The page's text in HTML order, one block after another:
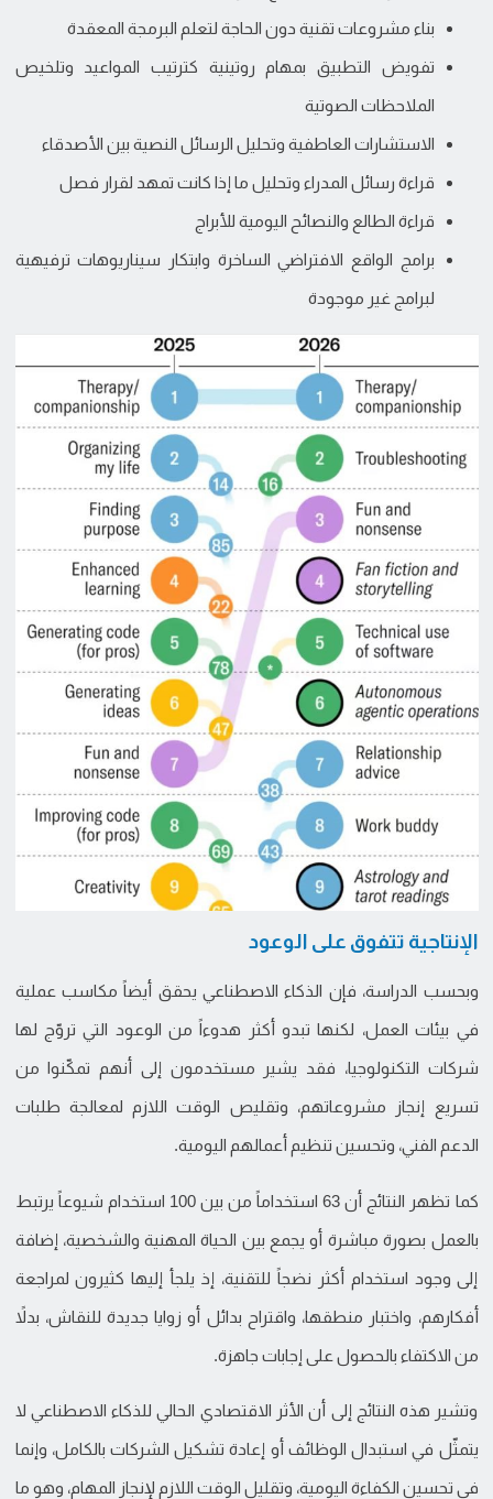
بناء مشروعات تقنية دون الحاجة لتعلم البرمجة المعقدة
تفويض التطبيق بمهام روتينية كترتيب المواعيد وتلخيص
الملاحظات الصوتية
الاستشارات العاطفية وتحليل الرسائل النصية بين الأصدقاء
قراءة رسائل المدراء وتحليل ما إذا كانت تمهد لقرار فصل
قراءة الطالع والنصائح اليومية للأبراج
برامج الواقع الافتراضي الساخرة وابتكار سيناريوهات ترفيهية
لبرامج غير موجودة
الإنتاجية تتفوق على الوعود
وبحسب الدراسة، فإن الذكاء الاصطناعي يحقق أيضاً مكاسب عملية
في بيئات العمل، لكنها تبدو أكثر هدوءاً من الوعود التي تروّج لها
شركات التكنولوجيا، فقد يشير مستخدمون إلى أنهم تمكّنوا من
تسريع إنجاز مشروعاتهم، وتقليص الوقت اللازم لمعالجة طلبات
الدعم الفني، وتحسين تنظيم أعمالهم اليومية.
كما تظهر النتائج أن 63 استخداماً من بين 100 استخدام شيوعاً يرتبط
بالعمل بصورة مباشرة أو يجمع بين الحياة المهنية والشخصية، إضافة
إلى وجود استخدام أكثر نضجاً للتقنية، إذ يلجأ إليها كثيرون لمراجعة
أفكارهم، واختبار منطقها، واقتراح بدائل أو زوايا جديدة للنقاش، بدلاً
من الاكتفاء بالحصول على إجابات جاهزة.
وتشير هذه النتائج إلى أن الأثر الاقتصادي الحالي للذكاء الاصطناعي لا
يتمثّل في استبدال الوظائف أو إعادة تشكيل الشركات بالكامل، وإنما
في تحسين الكفاءة اليومية، وتقليل الوقت اللازم لإنجاز المهام، وهو ما